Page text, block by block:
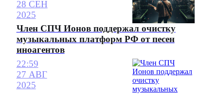
28 СЕН
2025
Член СПЧ Ионов поддержал очистку
музыкальных платформ РФ от песен
иноагентов
22:59
27 АВГ
2025